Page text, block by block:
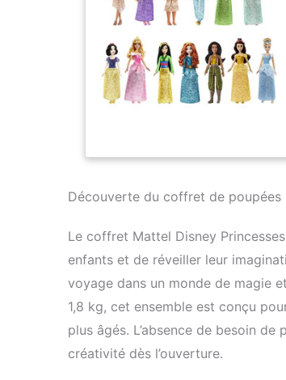
Découverte du coffret de poupées
Le coffret Mattel Disney
enfants et de réveiller leur
voyage dans un monde de magie
1,8 kg, cet ensemble est conçu
plus âgés. L’absence de besoin
créativité dès l’ouverture.